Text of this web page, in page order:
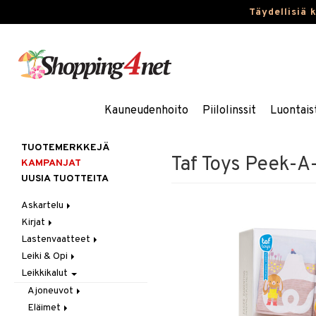
Täydellisiä
Kauneudenhoito Piilolinssit
Taf Toys Peek-
TUOTEMERKKEJÄ
KAMPANJAT
UUSIA TUOTTEITA
Askartelu
Askartelumateriaalit
Askartelusetti
Helmet
Koulutarvikkeet
Muovailuvaha
Piirrä ja maalaa
Kirjat
Askartelukirjat
Maalauskirjat
Päiväkirjat
Lastenvaatteet
Alaosat
Leggingsit
Alusvaatteet & Sukat
Kengät
Mekot
Leiki & Opi
Opetuslelut
Oppimispelit
Soittimet
Leikkikalut
Ajoneuvot
Autoradat
Eläimet